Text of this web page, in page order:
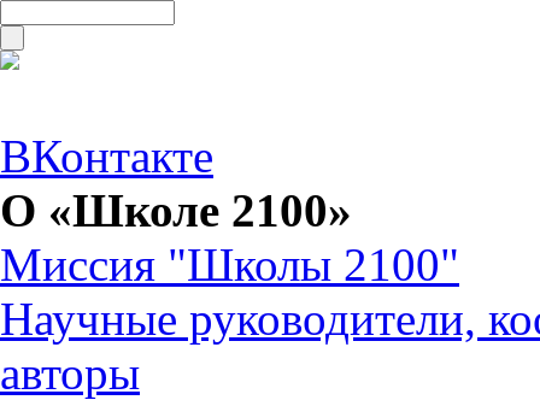
ВКонтакте
О «Школе 2100»
Миссия "Школы 2100"
Научные руководители,
авторы